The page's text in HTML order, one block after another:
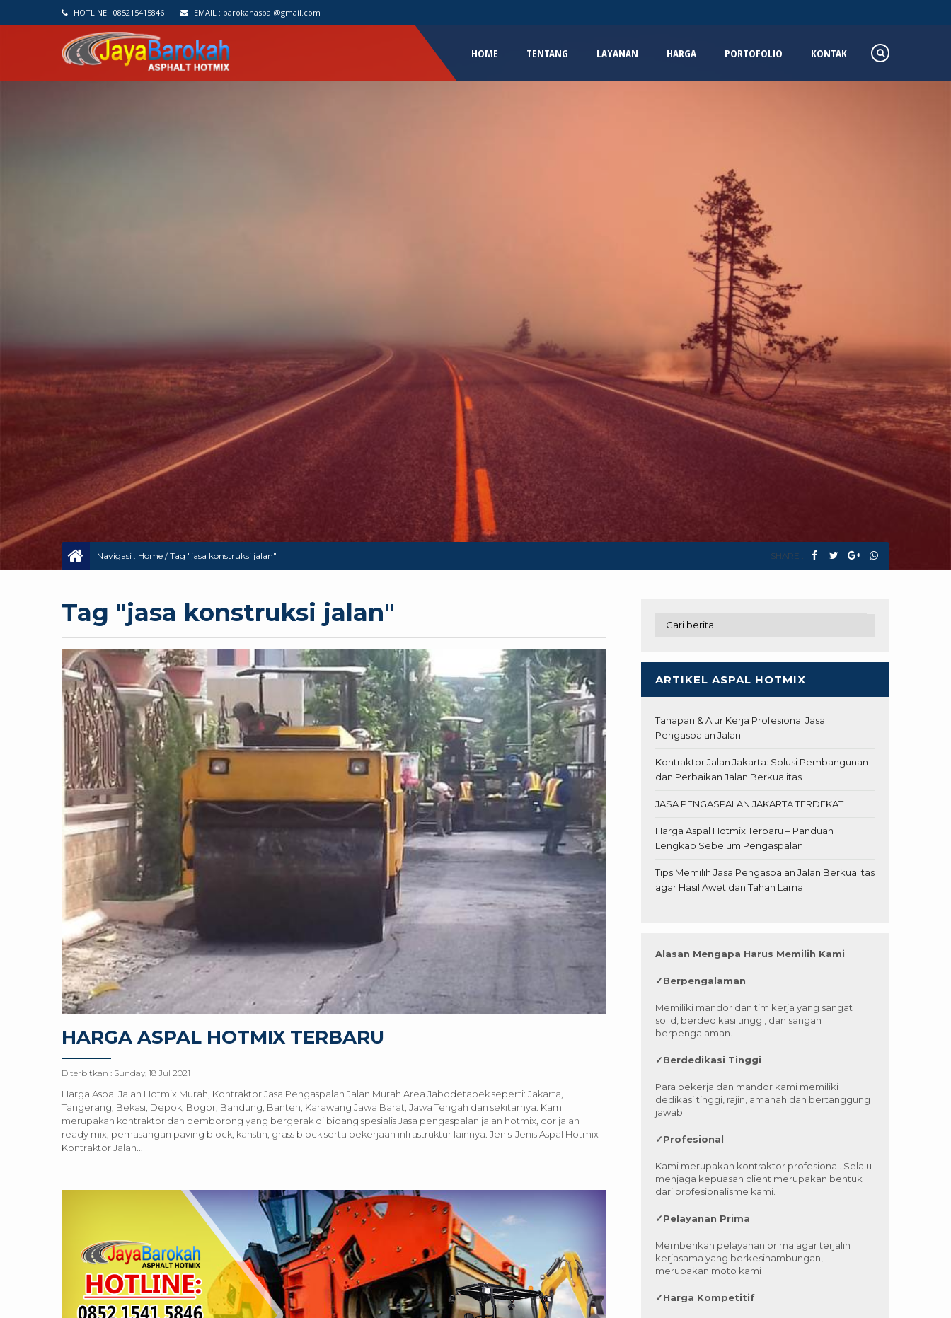
HOTLINE : 085215415846 EMAIL : barokahaspal@gmail.com
HOME TENTANG LAYANAN HARGA PORTOFOLIO KONTAK
Navigasi : Home /Tag "jasa konstruksi jalan" SHARE :
Tag "jasa konstruksi jalan"
HARGA ASPAL HOTMIX TERBARU
Diterbitkan : Sunday, 18 Jul 2021
Harga Aspal Jalan Hotmix Murah, Kontraktor Jasa Pengaspalan Jalan Murah Area Jabodetabek seperti: Jakarta,
Tangerang, Bekasi, Depok, Bogor, Bandung, Banten, Karawang Jawa Barat, Jawa Tengah dan sekitarnya. Kami
merupakan kontraktor dan pemborong yang bergerak di bidang spesialis Jasa pengaspalan jalan hotmix, cor jalan
ready mix, pemasangan paving block, kanstin, grass block serta pekerjaan infrastruktur lainnya. Jenis-Jenis Aspal Hotmix
Kontraktor Jalan...
ARTIKEL ASPAL HOTMIX
Tahapan & Alur Kerja Profesional Jasa
Pengaspalan Jalan
Kontraktor Jalan Jakarta: Solusi Pembangunan
dan Perbaikan Jalan Berkualitas
JASA PENGASPALAN JAKARTA TERDEKAT
Harga Aspal Hotmix Terbaru – Panduan
Lengkap Sebelum Pengaspalan
Tips Memilih Jasa Pengaspalan Jalan Berkualitas
agar Hasil Awet dan Tahan Lama
Alasan Mengapa Harus Memilih Kami
✓Berpengalaman
Memiliki mandor dan tim kerja yang sangat
solid, berdedikasi tinggi, dan sangan
berpengalaman.
✓Berdedikasi Tinggi
Para pekerja dan mandor kami memiliki
dedikasi tinggi, rajin, amanah dan bertanggung
jawab.
✓Profesional
Kami merupakan kontraktor profesional. Selalu
menjaga kepuasan client merupakan bentuk
dari profesionalisme kami.
✓Pelayanan Prima
Memberikan pelayanan prima agar terjalin
kerjasama yang berkesinambungan,
merupakan moto kami
✓Harga Kompetitif